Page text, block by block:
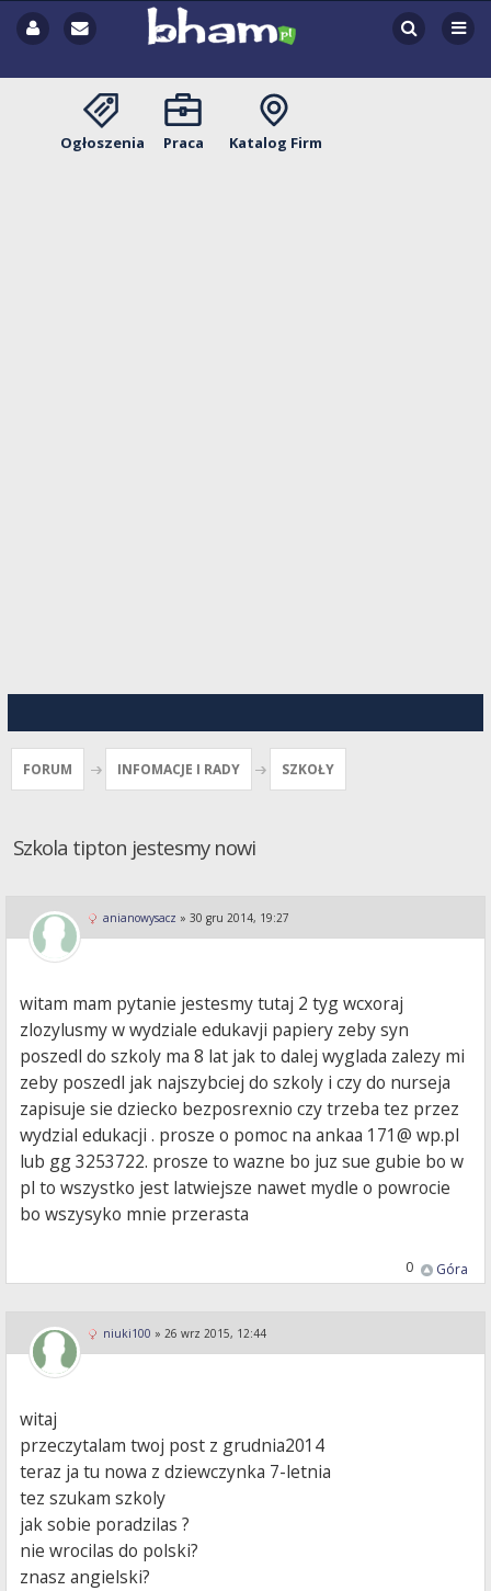
Ogłoszenia Praca Katalog Firm
FORUM INFOMACJE I RADY SZKOŁY
Szkola tipton jestesmy nowi
anianowysacz » 30 gru 2014, 19:27
witam mam pytanie jestesmy tutaj 2 tyg wcxoraj
zlozylusmy w wydziale edukavji papiery zeby syn
poszedl do szkoly ma 8 lat jak to dalej wyglada zalezy mi
zeby poszedl jak najszybciej do szkoly i czy do nurseja
zapisuje sie dziecko bezposrexnio czy trzeba tez przez
wydzial edukacji . prosze o pomoc na ankaa 171@ wp.pl
lub gg 3253722. prosze to wazne bo juz sue gubie bo w
pl to wszystko jest latwiejsze nawet mydle o powrocie
bo wszysyko mnie przerasta
Góra
0
niuki100 » 26 wrz 2015, 12:44
witaj
przeczytalam twoj post z grudnia2014
teraz ja tu nowa z dziewczynka 7-letnia
tez szukam szkoly
jak sobie poradzilas ?
nie wrocilas do polski?
znasz angielski?